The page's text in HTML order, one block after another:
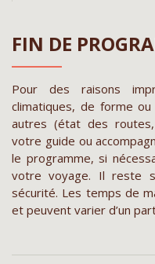
FIN DE
Pour des raisons
climatiques, de forme
autres (état des
votre guide ou
le programme, si
votre voyage. Il reste
sécurité. Les temps de
et peuvent varier d’un